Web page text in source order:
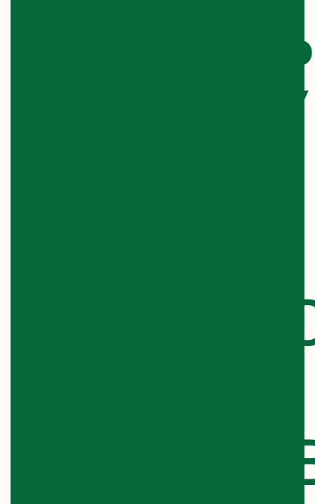
ПРОЦЕСУ